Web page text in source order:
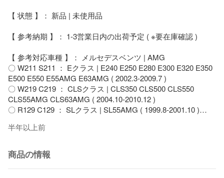
【 状態 】： 新品 | 未使用品
【 参考納期 】： 1-3営業日内の出荷予定 ( ※要在庫確認 )
【 参考対応車種 】： メルセデスベンツ | AMG
〇 W211 S211 ： Eクラス | E240 E250 E280 E300 E320 E350
E500 E550 E55AMG E63AMG ( 2002.3-2009.7 )
〇 W219 C219 ： CLSクラス | CLS350 CLS500 CLS550
CLS55AMG CLS63AMG ( 2004.10-2010.12 )
〇 R129 C129 ： SLクラス | SL55AMG ( 1999.8-2001.10 )
SL55AMG ( 2001.10-2012.1 )
※※ 沖縄 / 離島への配送は 『 送料のみ着払い 』 のみとなりま
す。
※※ 商品代引きは承っておりません。
半年以上前
商品の情報